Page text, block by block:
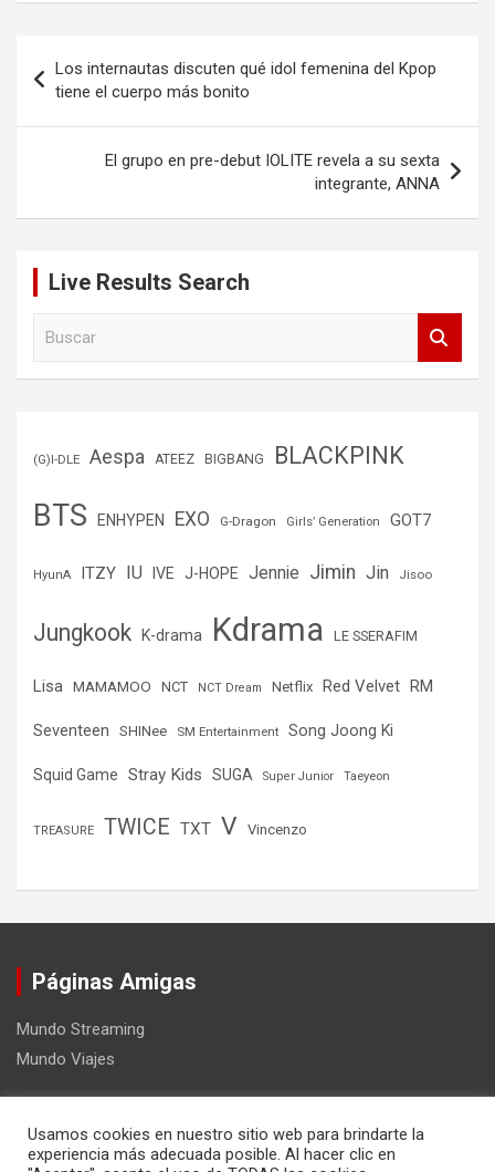
de
entradas
Los internautas discuten qué idol femenina del Kpop
tiene el cuerpo más bonito
El grupo en pre-debut IOLITE revela a su sexta
integrante, ANNA
Live Results Search
(G)I-DLE Aespa ATEEZ BIGBANG BLACKPINK
BTS ENHYPEN EXO G-Dragon Girls’ Generation GOT7
HyunA ITZY IU IVE J-HOPE Jennie Jimin Jin Jisoo
Jungkook K-drama Kdrama LE SSERAFIM
Lisa MAMAMOO NCT NCT Dream Netflix Red Velvet RM
Seventeen SHINee SM Entertainment Song Joong Ki
Squid Game Stray Kids SUGA Super Junior Taeyeon
TREASURE TWICE TXT V Vincenzo
Páginas Amigas
Mundo Streaming
Mundo Viajes
Usamos cookies en nuestro sitio web para brindarte la
experiencia más adecuada posible. Al hacer clic en